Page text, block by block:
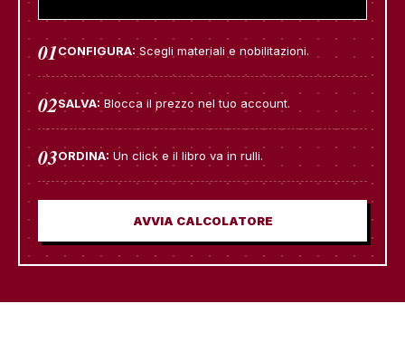
01CONFIGURA: Scegli materiali e nobilitazioni.
02SALVA: Blocca il prezzo nel tuo account.
03ORDINA: Un click e il libro va in rulli.
AVVIA CALCOLATORE